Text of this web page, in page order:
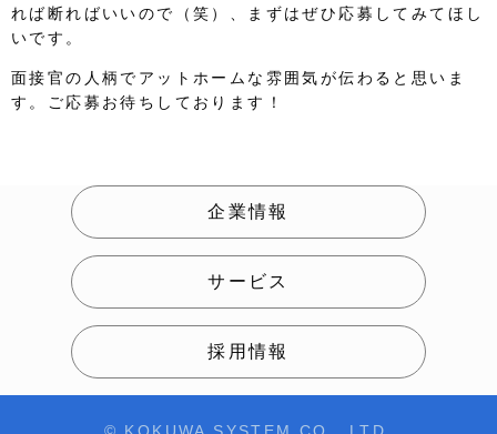
れば断ればいいので（笑）、まずはぜひ応募してみてほし
いです。
面接官の人柄でアットホームな雰囲気が伝わると思いま
す。ご応募お待ちしております！
企業情報
サービス
採用情報